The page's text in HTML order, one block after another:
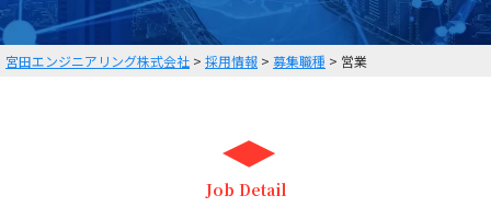
03-3687-8041
9:00～17:00 土日・祝祭日を除く
お問い合わせ
宮田エンジニアリング株式会社 > 採用情報 > 募集職種 > 営業
Job Detail